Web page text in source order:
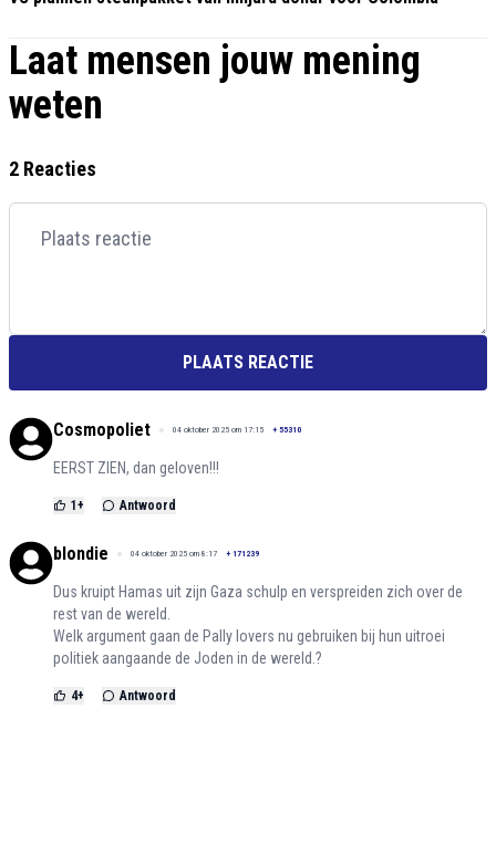
Laat mensen jouw mening
weten
2 Reacties
PLAATS REACTIE
Cosmopoliet 04 oktober 2025 om 17:15 + 55310
EERST ZIEN, dan geloven!!!
1 + Antwoord
blondie 04 oktober 2025 om 8:17 + 171239
Dus kruipt Hamas uit zijn Gaza schulp en verspreiden zich over de
rest van de wereld.
Welk argument gaan de Pally lovers nu gebruiken bij hun uitroei
politiek aangaande de Joden in de wereld.?
4+ Antwoord